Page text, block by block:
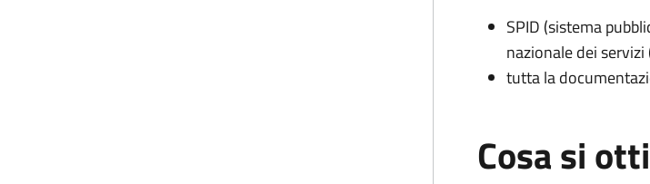
SPID (sistema
nazionale dei servizi
tutta la
Cosa si